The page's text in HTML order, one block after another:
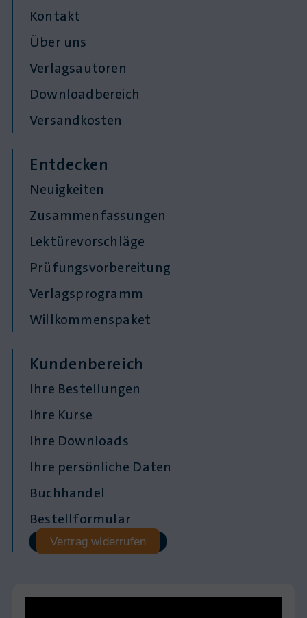
Kontakt
Über uns
Verlagsautoren
Downloadbereich
Versandkosten
Entdecken
Neuigkeiten
Zusammenfassungen
Lektürevorschläge
Prüfungsvorbereitung
Verlagsprogramm
Willkommenspaket
Kundenbereich
Ihre Bestellungen
Ihre Kurse
Ihre Downloads
Ihre persönliche Daten
Buchhandel
Bestellformular
Vertrag widerrufen